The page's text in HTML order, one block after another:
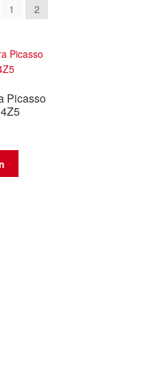
1 2
Picasso